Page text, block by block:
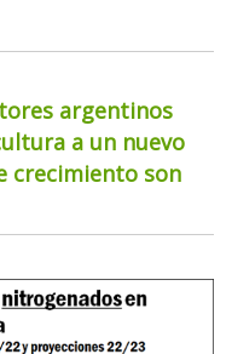
argentinos
a un nuevo
crecimiento son